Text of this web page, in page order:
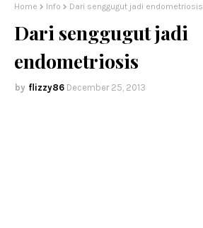
Home Info Dari senggugut jadi endometriosis
Dari senggugut jadi
endometriosis
flizzy86 December 25, 2013